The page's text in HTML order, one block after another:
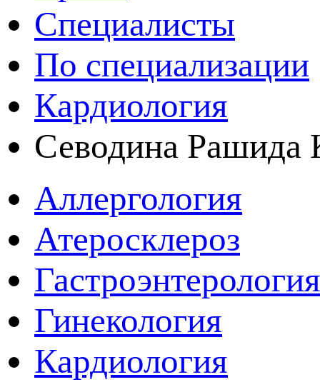
Специалисты
По специализации
Кардиология
Севодина Рашида
Аллергология
Атеросклероз
Гастроэнтерология
Гинекология
Кардиология